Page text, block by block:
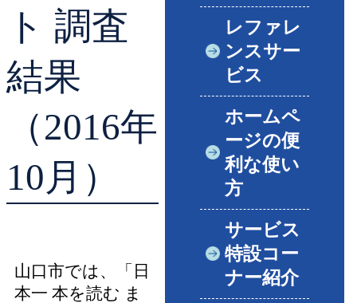
ト 調査
結果
（2016年
10月）
山口市では、「日
本一 本を読む ま
レファレ
ンスサー
ビス
ホームペ
ージの便
利な使い
方
サービス
特設コー
ナー紹介